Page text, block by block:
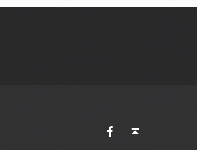
AVES Ostkantone bei Facebook